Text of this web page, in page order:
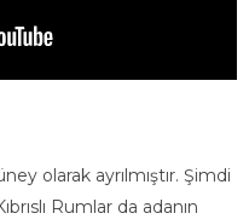
olarak ayrılmıştır. Şimdi
Rumlar da adanın